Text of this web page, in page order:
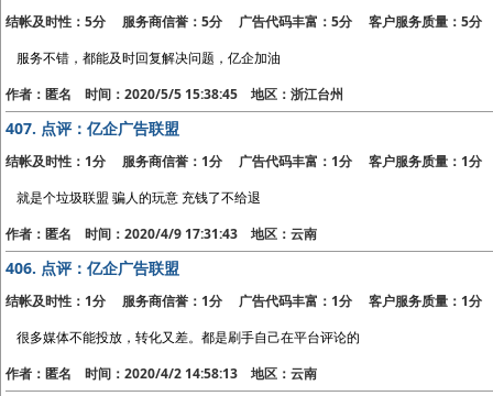
结帐及时性：5分 服务商信誉：5分 广告代码丰富：5分 客户服务质量：5分
服务不错，都能及时回复解决问题，亿企加油
作者：匿名 时间：2020/5/5 15:38:45 地区：浙江台州
407. 点评：亿企广告联盟
结帐及时性：1分 服务商信誉：1分 广告代码丰富：1分 客户服务质量：1分
就是个垃圾联盟 骗人的玩意 充钱了不给退
作者：匿名 时间：2020/4/9 17:31:43 地区：云南
406. 点评：亿企广告联盟
结帐及时性：1分 服务商信誉：1分 广告代码丰富：1分 客户服务质量：1分
很多媒体不能投放，转化又差。都是刷手自己在平台评论的
作者：匿名 时间：2020/4/2 14:58:13 地区：云南